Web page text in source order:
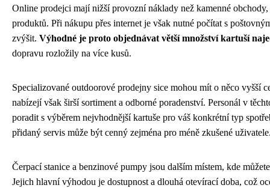
Online prodejci mají nižší provozní náklady než kamenné obchody,
produktů. Při nákupu přes internet je však nutné počítat s
zvýšit. Výhodné je proto objednávat větší množství kartuší
dopravu rozložily na více kusů.
Specializované outdoorové prodejny sice mohou mít o něco vyšší
nabízejí však širší sortiment a odborné poradenství. Personál v
poradit s výběrem nejvhodnější kartuše pro váš konkrétní typ
přidaný servis může být cenný zejména pro méně zkušené
Čerpací stanice a benzinové pumpy jsou dalším místem, kde
Jejich hlavní výhodou je dostupnost a dlouhá otevírací doba, což